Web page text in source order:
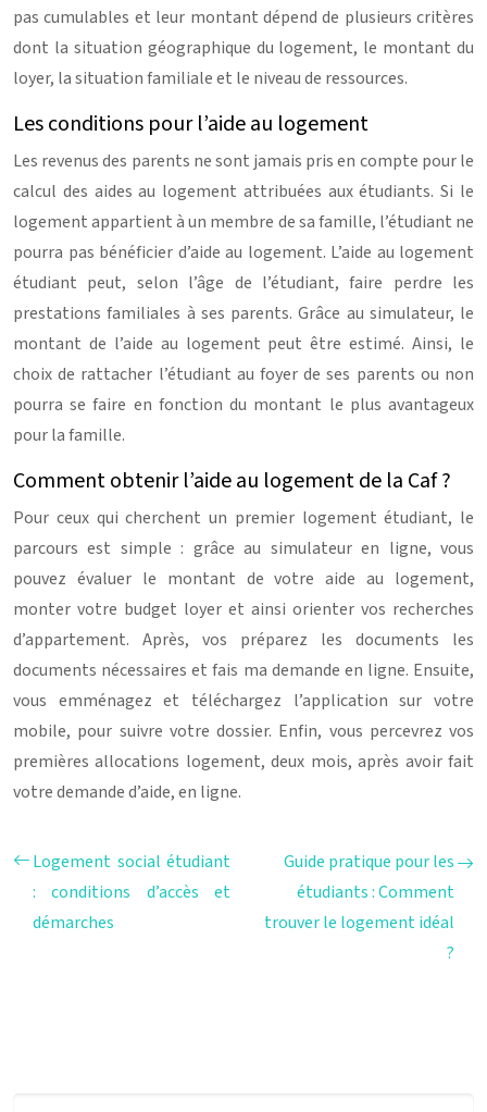
pas cumulables et leur montant dépend de plusieurs critères
dont la situation géographique du logement, le montant du
loyer, la situation familiale et le niveau de ressources.
Les conditions pour l’aide au logement
Les revenus des parents ne sont jamais pris en compte pour le
calcul des aides au logement attribuées aux étudiants. Si le
logement appartient à un membre de sa famille, l’étudiant ne
pourra pas bénéficier d’aide au logement. L’aide au logement
étudiant peut, selon l’âge de l’étudiant, faire perdre les
prestations familiales à ses parents. Grâce au simulateur, le
montant de l’aide au logement peut être estimé. Ainsi, le
choix de rattacher l’étudiant au foyer de ses parents ou non
pourra se faire en fonction du montant le plus avantageux
pour la famille.
Comment obtenir l’aide au logement de la Caf ?
Pour ceux qui cherchent un premier logement étudiant, le
parcours est simple : grâce au simulateur en ligne, vous
pouvez évaluer le montant de votre aide au logement,
monter votre budget loyer et ainsi orienter vos recherches
d’appartement. Après, vos préparez les documents les
documents nécessaires et fais ma demande en ligne. Ensuite,
vous emménagez et téléchargez l’application sur votre
mobile, pour suivre votre dossier. Enfin, vous percevrez vos
premières allocations logement, deux mois, après avoir fait
votre demande d’aide, en ligne.
Logement social étudiant
: conditions d’accès et
démarches
Guide pratique pour les
étudiants : Comment
trouver le logement idéal
?